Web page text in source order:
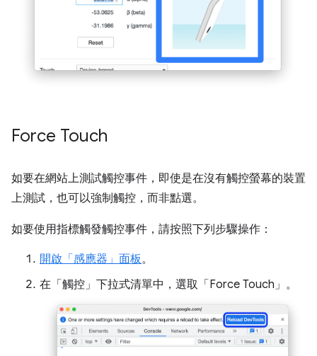
Force Touch
如要在網站上測試觸控事件，即使是在沒有觸控螢幕的裝置
上測試，也可以強制觸控，而非點選。
如要使用指標觸發觸控事件，請按照下列步驟操作：
開啟「感應器」 面板。
在「觸控」 下拉式清單中，選取「Force Touch」 。